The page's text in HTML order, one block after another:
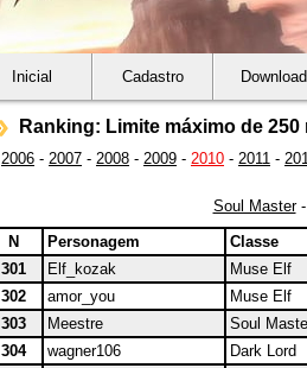
Inicial Cadastro Download
Ranking: Limite máximo de 250
2006 - 2007 - 2008 - 2009 - 2010 - 2011 -
Soul Master
N
Personagem
Classe
301
Elf_kozak
Muse Elf
302
amor_you
Muse Elf
303
Meestre
Soul
304
wagner106
Dark Lord